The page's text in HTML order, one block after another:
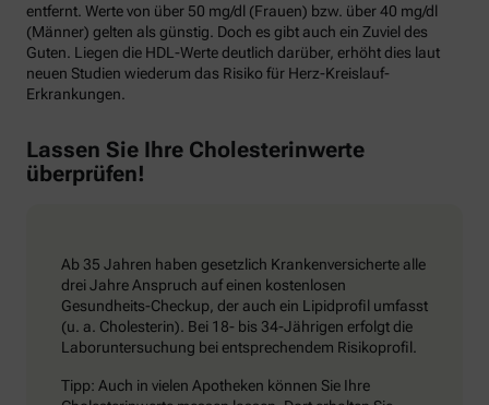
entfernt. Werte von über 50 mg/dl (Frauen) bzw. über 40 mg/dl
(Männer) gelten als günstig. Doch es gibt auch ein Zuviel des
Guten. Liegen die HDL-Werte deutlich darüber, erhöht dies laut
neuen Studien wiederum das Risiko für Herz-Kreislauf-
Erkrankungen.
Lassen Sie Ihre Cholesterinwerte
überprüfen!
Ab 35 Jahren haben gesetzlich Krankenversicherte alle
drei Jahre Anspruch auf einen kostenlosen
Gesundheits-Checkup, der auch ein Lipidprofil umfasst
(u. a. Cholesterin). Bei 18- bis 34-Jährigen erfolgt die
Laboruntersuchung bei entsprechendem Risikoprofil.
Tipp: Auch in vielen Apotheken können Sie Ihre